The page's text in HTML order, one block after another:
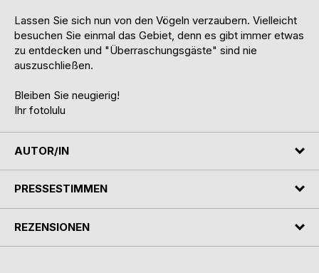
Lassen Sie sich nun von den Vögeln verzaubern. Vielleicht
besuchen Sie einmal das Gebiet, denn es gibt immer etwas
zu entdecken und "Überraschungsgäste" sind nie
auszuschließen.
Bleiben Sie neugierig!
Ihr fotolulu
AUTOR/IN
PRESSESTIMMEN
REZENSIONEN